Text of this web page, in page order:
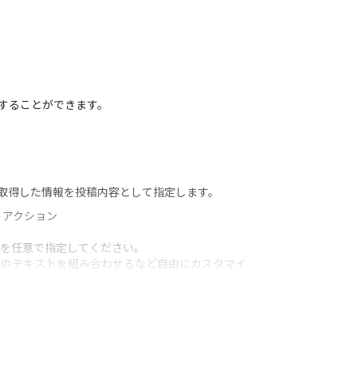
ことができます。
した情報を投稿内容として指定します。
クション
意で指定してください。
テキストを組み合わせるなど自由にカスタマイ